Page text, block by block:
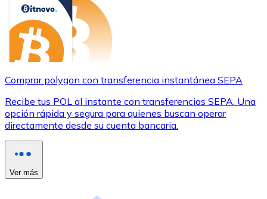
Comprar polygon con transferencia instantánea SEPA
Recibe tus POL al instante con transferencias SEPA. Una
opción rápida y segura para quienes buscan operar
directamente desde su cuenta bancaria.
Ver más